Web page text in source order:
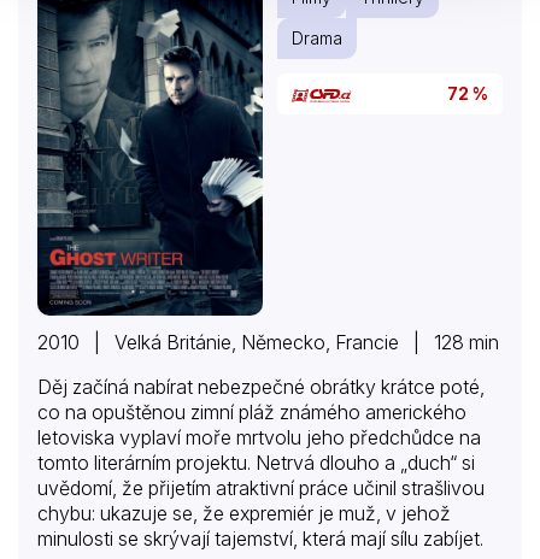
Drama
72 %
2010 | Velká Británie, Německo, Francie | 128 min
Děj začíná nabírat nebezpečné obrátky krátce poté,
co na opuštěnou zimní pláž známého amerického
letoviska vyplaví moře mrtvolu jeho předchůdce na
tomto literárním projektu. Netrvá dlouho a „duch“ si
uvědomí, že přijetím atraktivní práce učinil strašlivou
chybu: ukazuje se, že expremiér je muž, v jehož
minulosti se skrývají tajemství, která mají sílu zabíjet.